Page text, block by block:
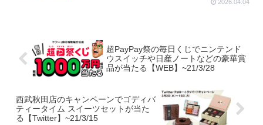
2026.04.04
超PayPay祭の毎日くじでニンテンド
ウスイッチや日産ノートなどの豪華賞
品が当たる【WEB】~21/3/28
西武秋田店のキャンペーンでゴディバ
ティータイム スイーツセットが当た
る【Twitter】~21/3/15